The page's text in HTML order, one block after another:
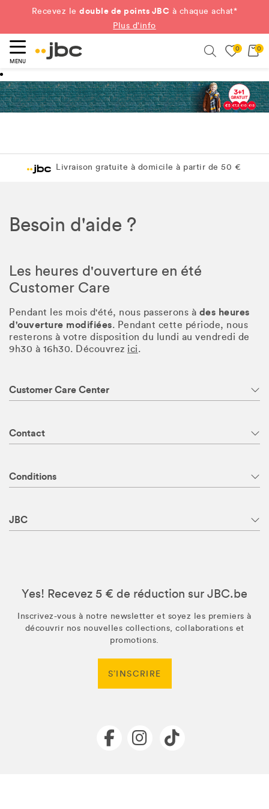
Recevez ledouble de points JBC à chaque achat*
Plus d'info
MENU
0 0
Livraison gratuite à domicile à partir de 50 €
Besoin d'aide ?
Les heures d'ouverture en été
Customer Care
Pendant les mois d'été, nous passerons à des heures
d'ouverture modifiées. Pendant cette période, nous
resterons à votre disposition du lundi au vendredi de
9h30 à 16h30. Découvrez ici.
Customer Care Center
Contact
Conditions
JBC
Yes! Recevez 5 € de réduction sur JBC.be
Inscrivez-vous à notre newsletter et soyez les premiers à
découvrir nos nouvelles collections, collaborations et
promotions.
S’INSCRIRE